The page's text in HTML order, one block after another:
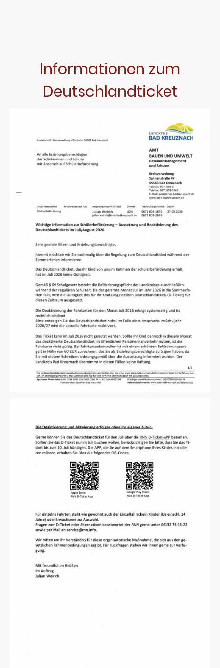
Informationen zum
Deutschlandticket